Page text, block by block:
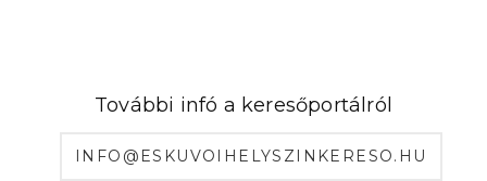
További infó a keresőportálról
INFO@ESKUVOIHELYSZINKERESO.HU